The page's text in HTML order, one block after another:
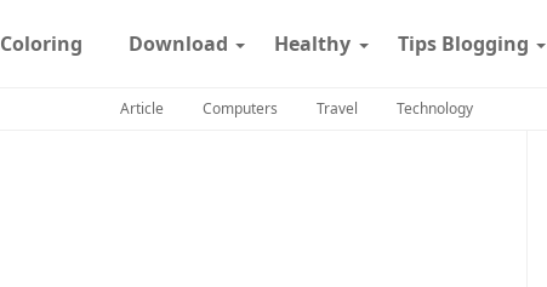
Coloring Download Healthy Tips Blogging
Article Computers Travel Technology